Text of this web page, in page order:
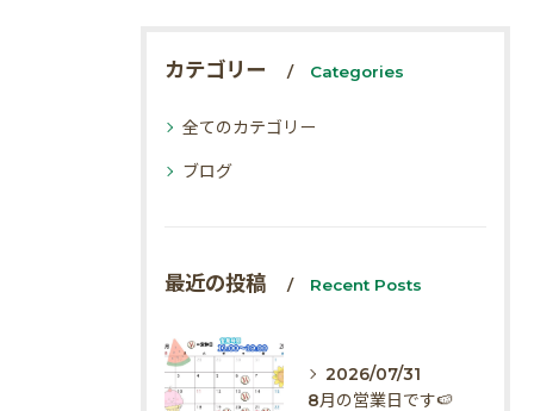
カテゴリー Categories
全てのカテゴリー
ブログ
最近の投稿 Recent Posts
2026/07/31
8月の営業日です🍉